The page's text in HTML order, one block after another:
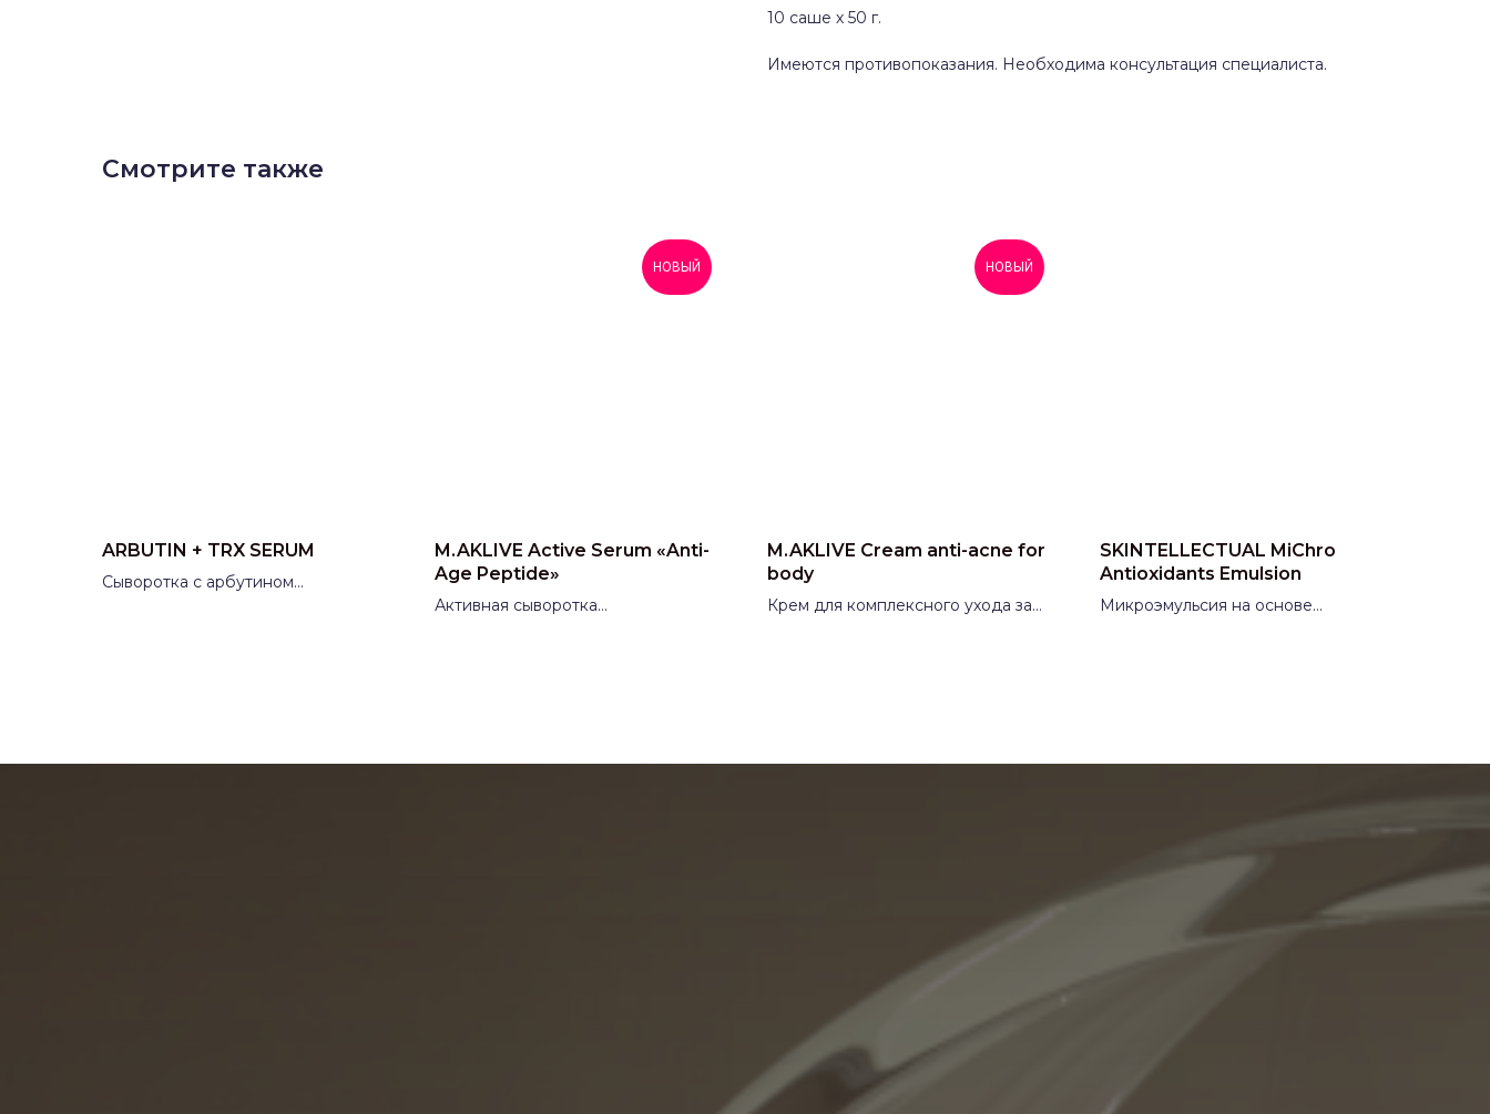
10 саше х 50 г.
Имеются противопоказания. Необходима консультация специалиста.
Смотрите также
ARBUTIN + TRX SERUM
Сыворотка с арбутином
НОВЫЙ
M.AKLIVE Active Serum «Anti-
Age Peptide»
Активная сыворотка
НОВЫЙ
M.AKLIVE Cream anti-acne for
body
Крем для комплексного ухода за
SKINTELLECTUAL MiChro
Antioxidants Emulsion
Микроэмульсия на основе